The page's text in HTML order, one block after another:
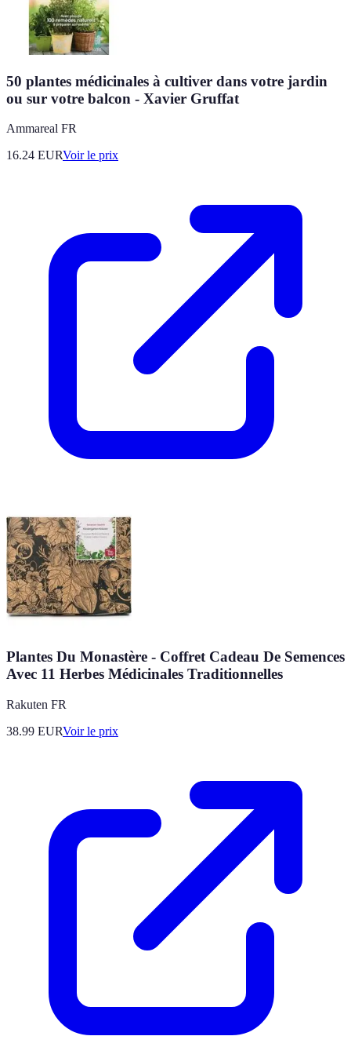
50 plantes médicinales à cultiver dans votre jardin
ou sur votre balcon - Xavier Gruffat
Ammareal FR
16.24 EURVoir le prix
Plantes Du Monastère - Coffret Cadeau De Semences
Avec 11 Herbes Médicinales Traditionnelles
Rakuten FR
38.99 EURVoir le prix